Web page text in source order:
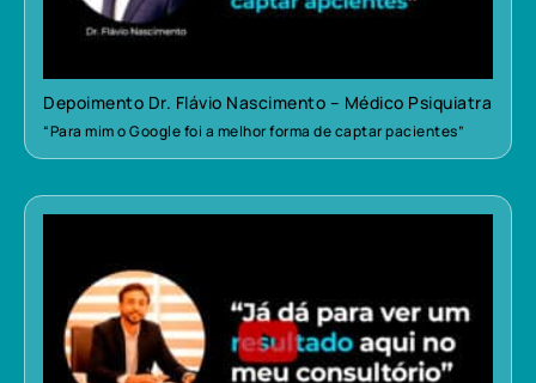
Depoimento Dr. Flávio Nascimento – Médico Psiquiatra
“Para mim o Google foi a melhor forma de captar pacientes”